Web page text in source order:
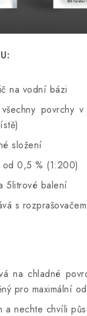
na vodní bázi
povrchy
složení
od 0,5 % (1:200)
5litrové balení
s rozprašovačem
na chladné
pro maximální
a nechte chvíli